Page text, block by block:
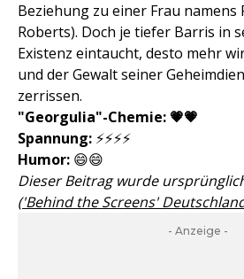
Beziehung zu einer Frau namens
Roberts). Doch je tiefer Barris in
Existenz eintaucht, desto mehr
und der Gewalt seiner
zerrissen.
"Georgulia"-Chemie: 💗💗
Spannung: ⚡️⚡️⚡️⚡️
Humor: 😄😄
Dieser Beitrag wurde
('Behind the Screens'
- Anzeige -